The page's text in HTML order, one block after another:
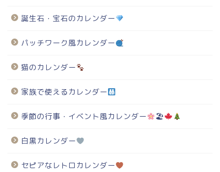
誕生石・宝石のカレンダー
パッチワーク風カレンダー
猫のカレンダー
家族で使えるカレンダー
季節の行事・イベント風カレンダー 🏖
白黒カレンダー
セピアなレトロカレンダー